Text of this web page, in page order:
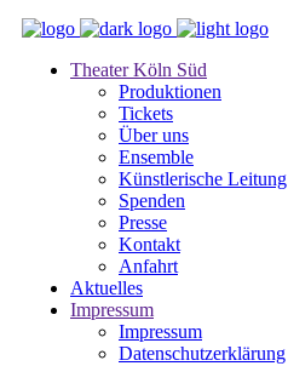
Theater Köln Süd
Produktionen
Tickets
Über uns
Ensemble
Künstlerische Leitung
Spenden
Presse
Kontakt
Anfahrt
Aktuelles
Impressum
Impressum
Datenschutzerklärung